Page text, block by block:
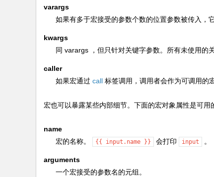
varargs
如果有多于宏接受的参数个数的位置参数被传入，
kwargs
同 varargs ，但只针对关键字参数。所有未使用的
caller
如果宏通过 call 标签调用，调用者会作为可调用的
宏也可以暴露某些内部细节。下面的宏对象属性是可用
name
宏的名称。
{{ input.name }} 会打印 input 。
arguments
一个宏接受的参数名的元组。